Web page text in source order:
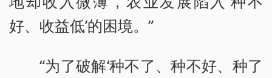
好、收益低’的困境。”
“为了破解‘种不了、种不好、种了